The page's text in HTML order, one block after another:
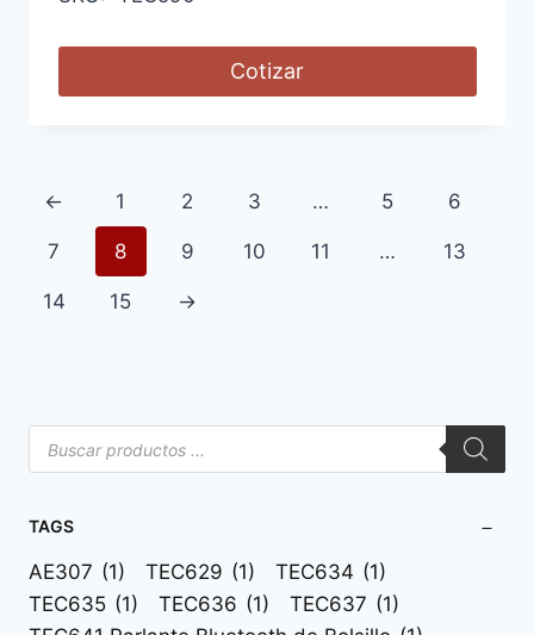
Cotizar
← 1 2 3 … 5 6
7 8 9 10 11 … 13
14 15 →
TAGS
AE307 (1) TEC629 (1) TEC634 (1)
TEC635 (1) TEC636 (1) TEC637 (1)